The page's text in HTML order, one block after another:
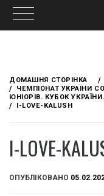
content
ДОМАШНЯ СТОРІНКА
ЧЕМПІОНАТ УКРАЇНИ
ЮНІОРІВ. КУБОК
I-LOVE-KALUSH
I-LOVE-
ОПУБЛІКОВАНО